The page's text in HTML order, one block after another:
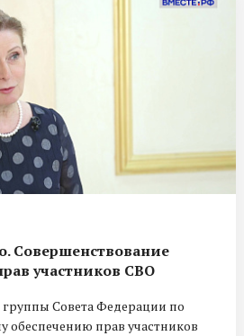
Совершенствование
участников СВО
Совета Федерации по
обеспечению прав участников